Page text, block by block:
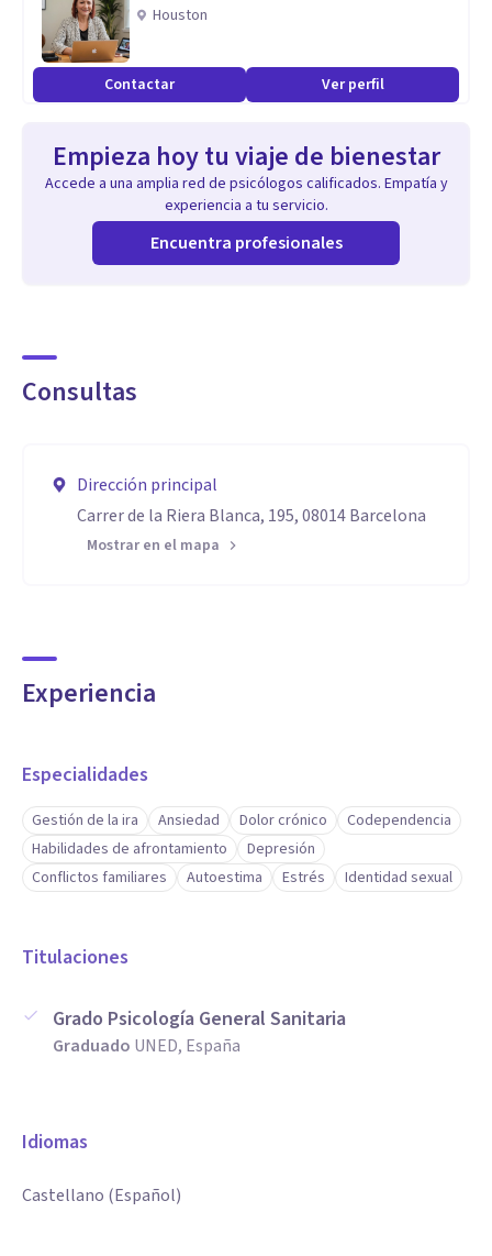
Houston
Contactar Ver perfil
Empieza hoy tu viaje de bienestar
Accede a una amplia red de psicólogos calificados. Empatía y
experiencia a tu servicio.
Encuentra profesionales
Consultas
Dirección principal
Carrer de la Riera Blanca, 195, 08014 Barcelona
Mostrar en el mapa
Experiencia
Especialidades
Gestión de la ira Ansiedad Dolor crónico
Codependencia
Habilidades de afrontamiento
Depresión
Conflictos familiares
Autoestima Estrés Identidad sexual
Titulaciones
Grado Psicología General Sanitaria
Graduado UNED, España
Idiomas
Castellano (Español)